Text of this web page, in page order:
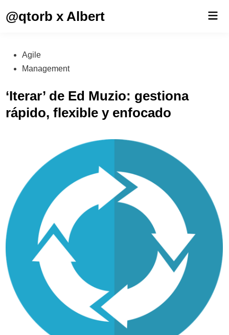
@qtorb x Albert
Publicado
en
Agile
Management
‘Iterar’ de Ed Muzio: gestiona
rápido, flexible y enfocado